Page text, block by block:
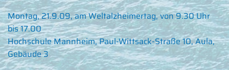
Montag, 21.9.09, am Weltalzheimertag, von 9.30 Uhr
bis 17.00
Hochschule Mannheim, Paul-Wittsack-Straße 10, Aula,
Gebäude 3